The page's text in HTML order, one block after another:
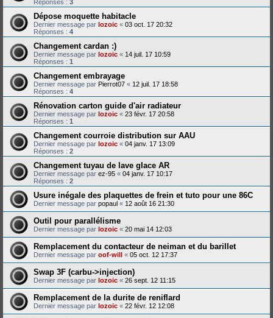
Réponses : 3
Dépose moquette habitacle
Dernier message par lozoic « 03 oct. 17 20:32
Réponses : 4
Changement cardan :)
Dernier message par lozoic « 14 juil. 17 10:59
Réponses : 1
Changement embrayage
Dernier message par Pierrot07 « 12 juil. 17 18:58
Réponses : 4
Rénovation carton guide d'air radiateur
Dernier message par lozoic « 23 févr. 17 20:58
Réponses : 1
Changement courroie distribution sur AAU
Dernier message par lozoic « 04 janv. 17 13:09
Réponses : 2
Changement tuyau de lave glace AR
Dernier message par ez-95 « 04 janv. 17 10:17
Réponses : 2
Usure inégale des plaquettes de frein et tuto pour une 86C
Dernier message par popaul « 12 août 16 21:30
Outil pour parallélisme
Dernier message par lozoic « 20 mai 14 12:03
Remplacement du contacteur de neiman et du barillet
Dernier message par oof-will « 05 oct. 12 17:37
Swap 3F (carbu->injection)
Dernier message par lozoic « 26 sept. 12 11:15
Remplacement de la durite de reniflard
Dernier message par lozoic « 22 févr. 12 12:08